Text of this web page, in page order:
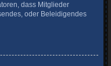
dass Mitglieder
oder Beleidigendes